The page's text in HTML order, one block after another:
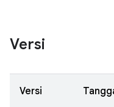
Versi
Versi